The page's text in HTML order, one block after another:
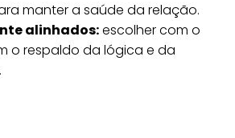
manter a saúde da relação.
alinhados:escolher com o
o respaldo da lógica e da